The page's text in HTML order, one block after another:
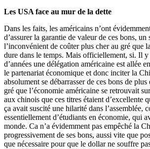
Les USA face au mur de la dette
Dans les faits, les américains n’ont
d’assurer la garantie de valeur de ces bons, un
l’inconvénient de coûter plus cher au gré que
dure dans le temps. Mais officiellement, si. Il y
d’années une délégation américaine est allée
le partenariat économique et donc inciter la
absolument se débarrasser de ces bons de
gré que l’économie américaine se retrouvait
aux chinois que ces titres étaient d’excellente
ça avait suscité une hilarité dans l’assemblée,
essentiellement d’étudiants en économie, qui
monde. Ca n’a évidemment pas empêché la
progressivement de ses bons, aussi vite que
que nécessaire pour que le dollar ne souffre